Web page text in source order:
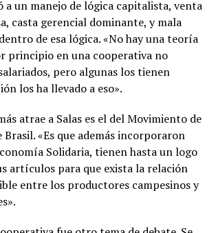
a un manejo de lógica capitalista, venta
casta gerencial dominante, y mala
de esa lógica. «No hay una teoría
principio en una cooperativa no
pero algunas los tienen
los ha llevado a eso».
atrae a Salas es el del Movimiento de
«Es que además incorporaron
Solidaria, tienen hasta un logo
artículos para que exista la relación
entre los productores campesinos y